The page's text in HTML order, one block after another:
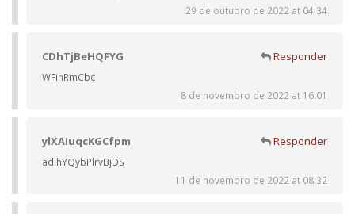
29 de outubro de 2022 at 04:34
CDhTjBeHQFYG Responder
WFihRmCbc
8 de novembro de 2022 at 16:01
ylXAIuqcKGCfpm Responder
adihYQybPlrvBjDS
11 de novembro de 2022 at 08:32